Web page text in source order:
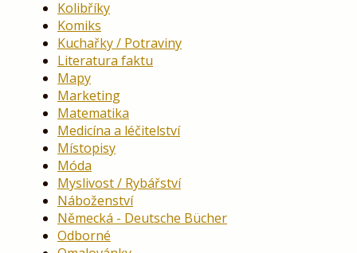
Kolibříky
Komiks
Kuchařky / Potraviny
Literatura faktu
Mapy
Marketing
Matematika
Medicína a léčitelství
Místopisy
Móda
Myslivost / Rybářství
Náboženství
Německá - Deutsche Bücher
Odborné